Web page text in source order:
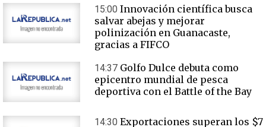
15:00 Innovación científica busca
salvar abejas y mejorar
polinización en Guanacaste,
gracias a FIFCO
14:37 Golfo Dulce debuta como
epicentro mundial de pesca
deportiva con el Battle of the Bay
14:30 Exportaciones superan los $7